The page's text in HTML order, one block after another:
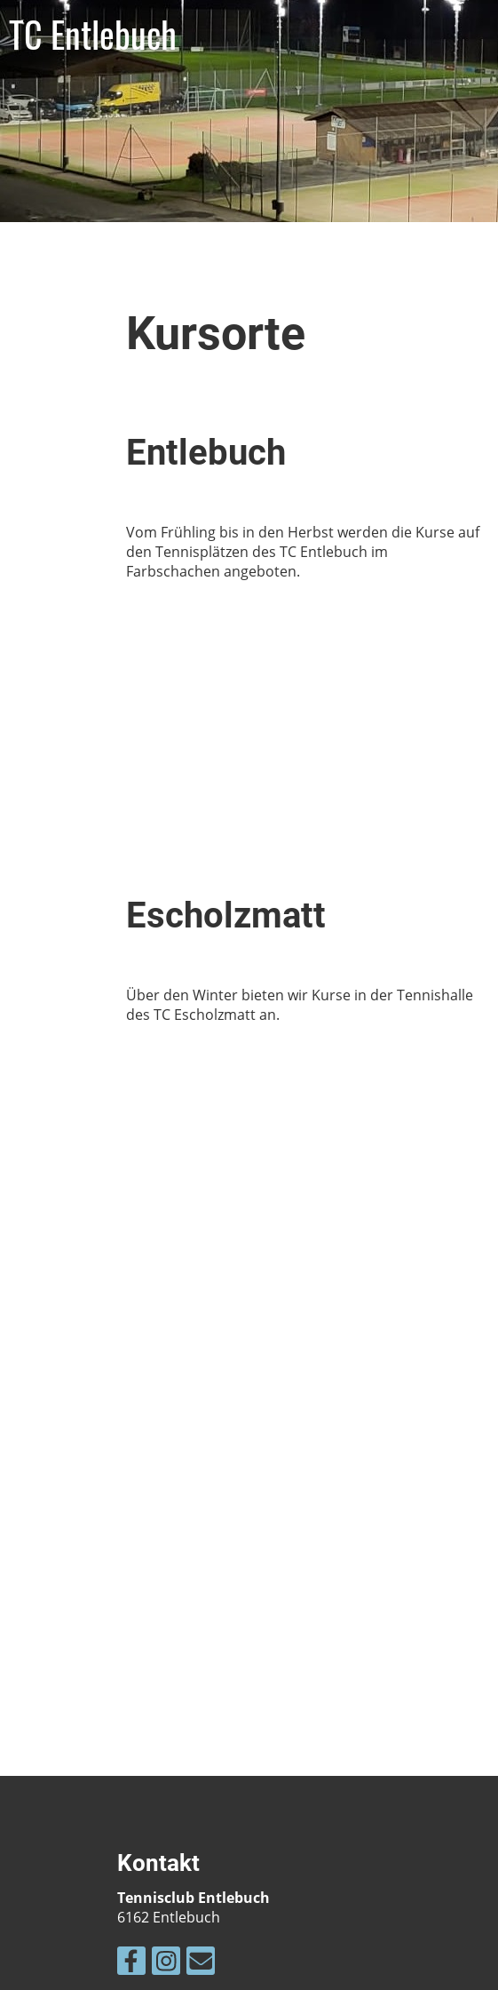
TC Entlebuch
Kursorte
Entlebuch
Vom Frühling bis in den Herbst werden die Kurse auf
den Tennisplätzen des TC Entlebuch im
Farbschachen angeboten.
Escholzmatt
Über den Winter bieten wir Kurse in der Tennishalle
des TC Escholzmatt an.
Kontakt
Tennisclub Entlebuch
6162 Entlebuch